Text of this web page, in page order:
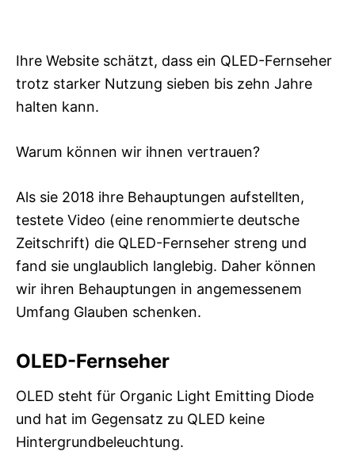
Ihre Website schätzt, dass ein QLED-Fernseher
trotz starker Nutzung sieben bis zehn Jahre
halten kann.
Warum können wir ihnen vertrauen?
Als sie 2018 ihre Behauptungen aufstellten,
testete Video (eine renommierte deutsche
Zeitschrift) die QLED-Fernseher streng und
fand sie unglaublich langlebig. Daher können
wir ihren Behauptungen in angemessenem
Umfang Glauben schenken.
OLED-Fernseher
OLED steht für Organic Light Emitting Diode
und hat im Gegensatz zu QLED keine
Hintergrundbeleuchtung.